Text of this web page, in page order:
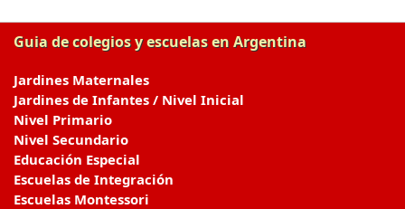
Guia de colegios y escuelas en Argentina
Jardines Maternales
Jardines de Infantes / Nivel Inicial
Nivel Primario
Nivel Secundario
Educación Especial
Escuelas de Integración
Escuelas Montessori